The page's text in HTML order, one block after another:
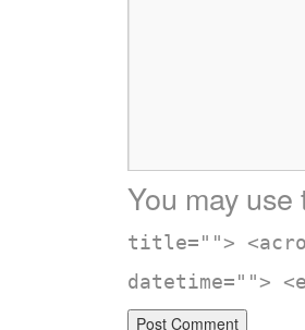
You may
title="">
datetime="">